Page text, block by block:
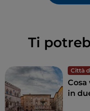
Ti
Città
Cosa
in